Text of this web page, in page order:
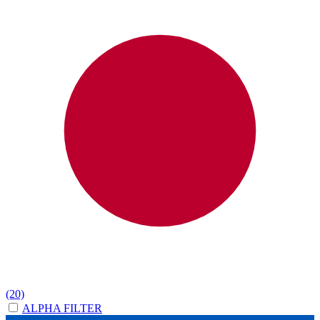
(20)
ALPHA FILTER